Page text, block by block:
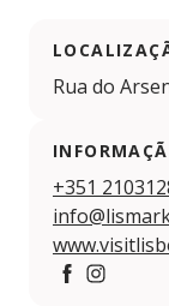
Rua do
+351